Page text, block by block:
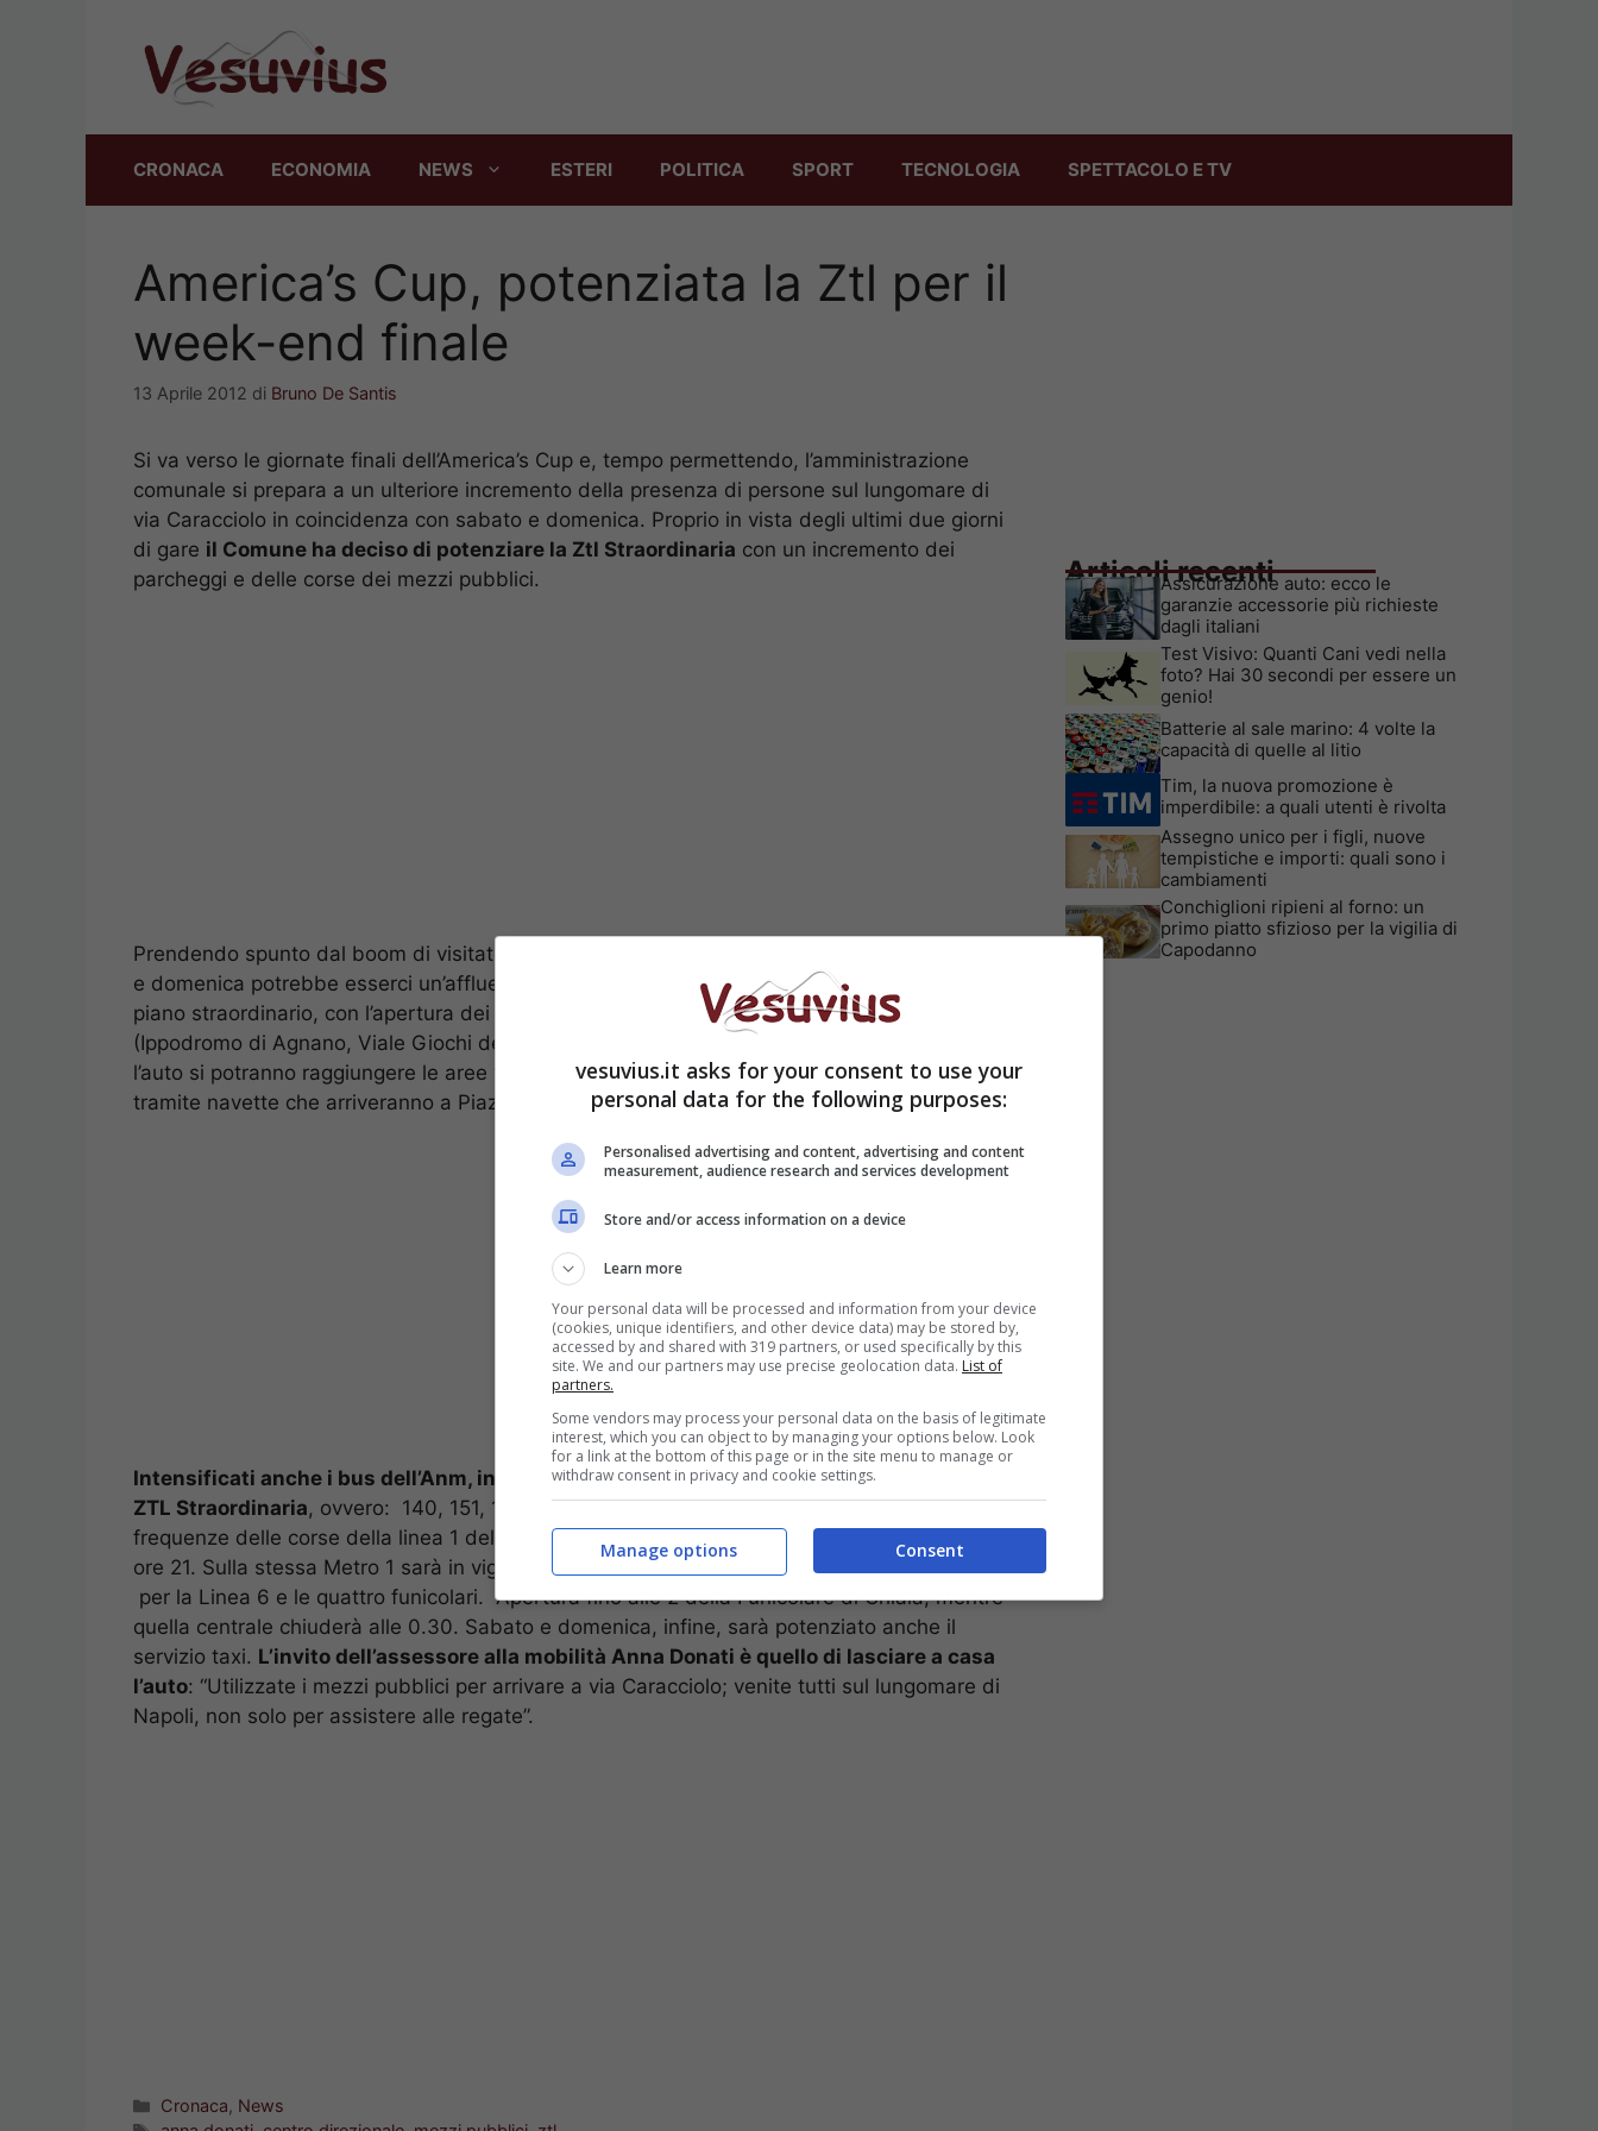
CRONACA ECONOMIA NEWS ESTERI POLITICA SPORT TECNOLOGIA SPETTACOLO E TV
America’s Cup, potenziata la Ztl per il
week-end finale
13 Aprile 2012 di Bruno De Santis
Si va verso le giornate finali dell’America’s Cup e, tempo permettendo, l’amministrazione
comunale si prepara a un ulteriore incremento della presenza di persone sul lungomare di
via Caracciolo in coincidenza con sabato e domenica. Proprio in vista degli ultimi due giorni
di gare il Comune ha deciso di potenziare la Ztl Straordinaria con un incremento dei
parcheggi e delle corse dei mezzi pubblici.
Prendendo spunto dal boom di visitatori registrato a Pasquetta e tenendo conto che sabato
e domenica potrebbe esserci un’affluenza simile, l’aministrazione comunale ha varato un
piano straordinario, con l’apertura dei parcheggi al centro direzionale e a Fuorigrotta
(Ippodromo di Agnano, Viale Giochi del Mediterraneo, Mostra d’Oltremare); parcheggiata
l’auto si potranno raggiungere le aree vicine al Pubblic Event Village e al campo di regata
tramite navette che arriveranno a Piazza Vittoria e Piazza Sannazaro.
Intensificati anche i bus dell’Anm, in particolare delle linee che interessano l’area della
ZTL Straordinaria, ovvero: 140, 151, 154, C12, C18, C21, C24, R3, R7, N1, N2); aumentano le
frequenze delle corse della linea 1 della Metro con un treno ogni sette minuti dalle ore 7 alle
ore 21. Sulla stessa Metro 1 sarà in vigore il trasporto gratuito delle bici, come già avviene
per la Linea 6 e le quattro funicolari. Apertura fino alle 2 della Funicolare di Chiaia, mentre
quella centrale chiuderà alle 0.30. Sabato e domenica, infine, sarà potenziato anche il
servizio taxi. L’invito dell’assessore alla mobilità Anna Donati è quello di lasciare a casa
l’auto: “Utilizzate i mezzi pubblici per arrivare a via Caracciolo; venite tutti sul lungomare di
Napoli, non solo per assistere alle regate”.
Categorie
Cronaca, News
Articoli recenti
Assicurazione auto: ecco le
garanzie accessorie più richieste
dagli italiani
Test Visivo: Quanti Cani vedi nella
foto? Hai 30 secondi per essere un
genio!
Batterie al sale marino: 4 volte la
capacità di quelle al litio
Tim, la nuova promozione è
imperdibile: a quali utenti è rivolta
Assegno unico per i figli, nuove
tempistiche e importi: quali sono i
cambiamenti
Conchiglioni ripieni al forno: un
primo piatto sfizioso per la vigilia di
Capodanno
vesuvius.it asks for your consent to use your
personal data for the following purposes:
Personalised advertising and content, advertising and content
measurement, audience research and services development
Store and/or access information on a device
Learn more
Your personal data will be processed and information from your device
(cookies, unique identifiers, and other device data) may be stored by,
accessed by and shared with 319 partners, or used specifically by this
site. We and our partners may use precise geolocation data. List of
partners.
Some vendors may process your personal data on the basis of legitimate
interest, which you can object to by managing your options below. Look
for a link at the bottom of this page or in the site menu to manage or
withdraw consent in privacy and cookie settings.
Consent
Manage options